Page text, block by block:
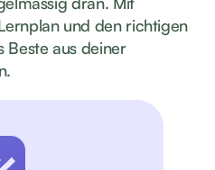
und den richtigen
Beste aus deiner